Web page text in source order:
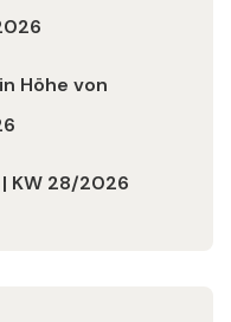
Höhe von
KW 28/2026